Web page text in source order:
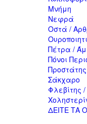
Μνήμη
Νεφρά
Οστά /
Πέτρα /
Πόνοι
Προστάτης
Σάκχαρο
Φλεβίτης /
ΔΕΙΤΕ ΤΑ